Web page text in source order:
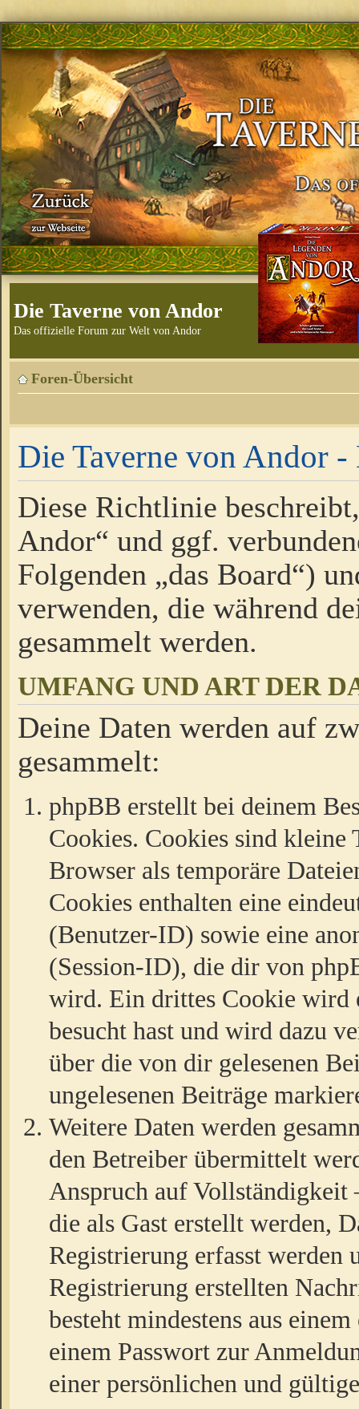
Die Taverne von Andor
Das offizielle Forum zur Welt von Andor
Foren-Übersicht
Die Taverne von Andor
Diese Richtlinie
Andor“ und ggf.
Folgenden „das Board“)
verwenden, die während
gesammelt werden.
UMFANG UND ART DER
Deine Daten werden auf
gesammelt:
phpBB erstellt bei deinem
Cookies. Cookies sind kleine
Browser als temporäre
Cookies enthalten eine
(Benutzer-ID) sowie eine
(Session-ID), die dir von
wird. Ein drittes Cookie wird
besucht hast und wird dazu
über die von dir gelesenen
ungelesenen Beiträge
Weitere Daten werden
den Betreiber übermittelt
Anspruch auf
die als Gast erstellt werden,
Registrierung erfasst werden
Registrierung erstellten
besteht mindestens aus
einem Passwort zur
einer persönlichen und